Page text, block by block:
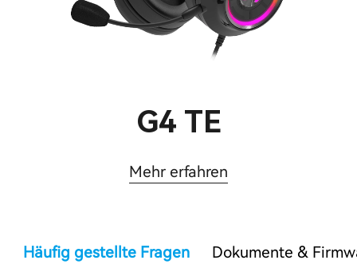
G4 TE
Mehr erfahren
Häufig gestellte Fragen Dokumente &